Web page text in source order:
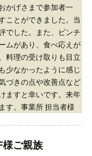
かげさまで参加者一
ことができました。当
でした。
また、ピンチ
ムがあり、食べ応えが
料理の受け取りも目立
少なかったように感じ
づきの点や改善点など
ますと幸いです。 来年
。 事業所 担当者様
ご親族